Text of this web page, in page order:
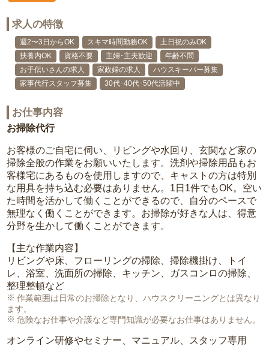
求人の特徴
週2〜3日からOK スキマ時間勤務OK
土日祝のみOK
扶養内OK
資格不要 主婦･主夫歓迎
年齢不問
お手伝いさんの求人
家政婦の求人
ハウスキーパー募集
家事代行スタッフ募集
30代･40代･50代活躍中
お仕事内容
お掃除代行
お客様のご自宅に伺い、リビングや水回り、玄関など家の
掃除全般の作業をお願いいたします。洗剤や掃除用品もお
客様宅にあるものを使用しますので、キャストの方は特別
な用具を持ち込む必要はありません。1日1件でもOK。空い
た時間を活かして働くことができるので、自分のペースで
無理なく働くことができます。お掃除が好きな人は、得意
分野を生かして働くことができます。
【主な作業内容】
リビングや床、フローリングの掃除、掃除機掛け、トイ
レ、浴室、洗面所の掃除、キッチン、ガスコンロの掃除、
整理整頓など
作業範囲は日常のお掃除となり、ハウスクリーニングとは異なり
ます。
危険なお仕事や介護など専門知識が必要なお仕事はありません。
オンライン研修やセミナー、マニュアル、スタッフ専用